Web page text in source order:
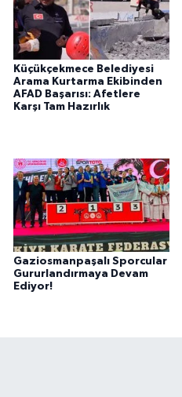
Küçükçekmece Belediyesi
Arama Kurtarma Ekibinden
AFAD Başarısı: Afetlere
Karşı Tam Hazırlık
Gaziosmanpaşalı Sporcular
Gururlandırmaya Devam
Ediyor!